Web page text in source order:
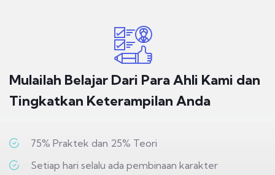
Mulailah Belajar Dari Para Ahli Kami dan
Tingkatkan Keterampilan Anda
75% Praktek dan 25% Teori
Setiap hari selalu ada pembinaan karakter